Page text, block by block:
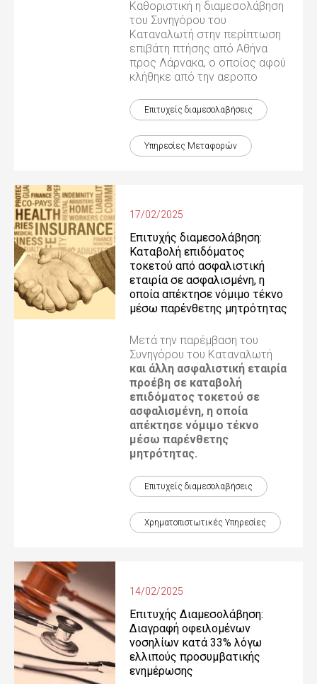
Καθοριστική η διαμεσολάβηση
του Συνηγόρου του
Καταναλωτή στην περίπτωση
επιβάτη πτήσης από Αθήνα
προς Λάρνακα, ο οποίος αφού
κλήθηκε από την αεροπο
Επιτυχείς διαμεσολαβήσεις
Υπηρεσίες Μεταφορών
17/02/2025
Επιτυχής διαμεσολάβηση:
Καταβολή επιδόματος
τοκετού από ασφαλιστική
εταιρία σε ασφαλισμένη, η
οποία απέκτησε νόμιμο τέκνο
μέσω παρένθετης μητρότητας
Μετά την παρέμβαση του
Συνηγόρου του Καταναλωτή
και άλλη ασφαλιστική εταιρία
προέβη σε καταβολή
επιδόματος τοκετού σε
ασφαλισμένη, η οποία
απέκτησε νόμιμο τέκνο
μέσω παρένθετης
μητρότητας.
Επιτυχείς διαμεσολαβήσεις
Χρηματοπιστωτικές Yπηρεσίες
14/02/2025
Επιτυχής Διαμεσολάβηση:
Διαγραφή οφειλομένων
νοσηλίων κατά 33% λόγω
ελλιπούς προσυμβατικής
ενημέρωσης